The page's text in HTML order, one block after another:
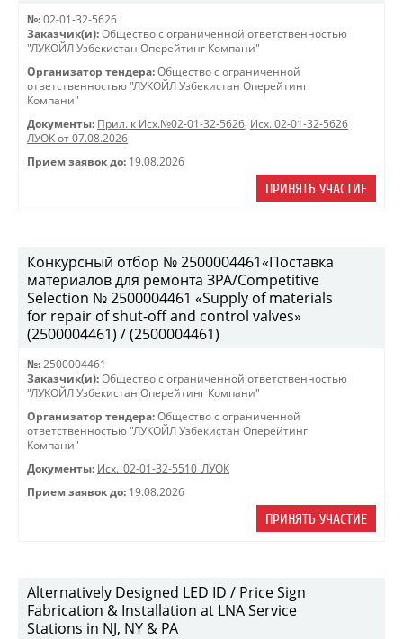
№: 02-01-32-5626
Заказчик(и): Общество с ограниченной ответственностью
"ЛУКОЙЛ Узбекистан Оперейтинг Компани"
Организатор тендера: Общество с ограниченной
ответственностью "ЛУКОЙЛ Узбекистан Оперейтинг
Компани"
Документы: Прил. к Исх.№02-01-32-5626, Исх. 02-01-32-5626
ЛУОК от 07.08.2026
Прием заявок до: 19.08.2026
ПРИНЯТЬ УЧАСТИЕ
Конкурсный отбор № 2500004461«Поставка
материалов для ремонта ЗРА/Competitive
Selection № 2500004461 «Supply of materials
for repair of shut-off and control valves»
(2500004461) / (2500004461)
№: 2500004461
Заказчик(и): Общество с ограниченной ответственностью
"ЛУКОЙЛ Узбекистан Оперейтинг Компани"
Организатор тендера: Общество с ограниченной
ответственностью "ЛУКОЙЛ Узбекистан Оперейтинг
Компани"
Документы: Исх._02-01-32-5510_ЛУОК
Прием заявок до: 19.08.2026
ПРИНЯТЬ УЧАСТИЕ
Alternatively Designed LED ID / Price Sign
Fabrication & Installation at LNA Service
Stations in NJ, NY & PA